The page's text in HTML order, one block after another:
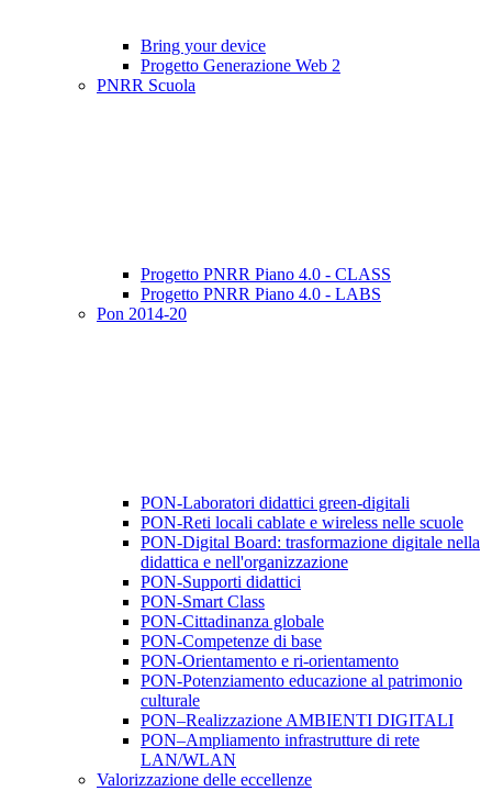
Bring your device
Progetto Generazione Web 2
PNRR Scuola
Progetto PNRR Piano 4.0 - CLASS
Progetto PNRR Piano 4.0 - LABS
Pon 2014-20
PON-Laboratori didattici green-digitali
PON-Reti locali cablate e wireless nelle scuole
PON-Digital Board: trasformazione digitale nella
didattica e nell'organizzazione
PON-Supporti didattici
PON-Smart Class
PON-Cittadinanza globale
PON-Competenze di base
PON-Orientamento e ri-orientamento
PON-Potenziamento educazione al patrimonio
culturale
PON–Realizzazione AMBIENTI DIGITALI
PON–Ampliamento infrastrutture di rete
LAN/WLAN
Valorizzazione delle eccellenze